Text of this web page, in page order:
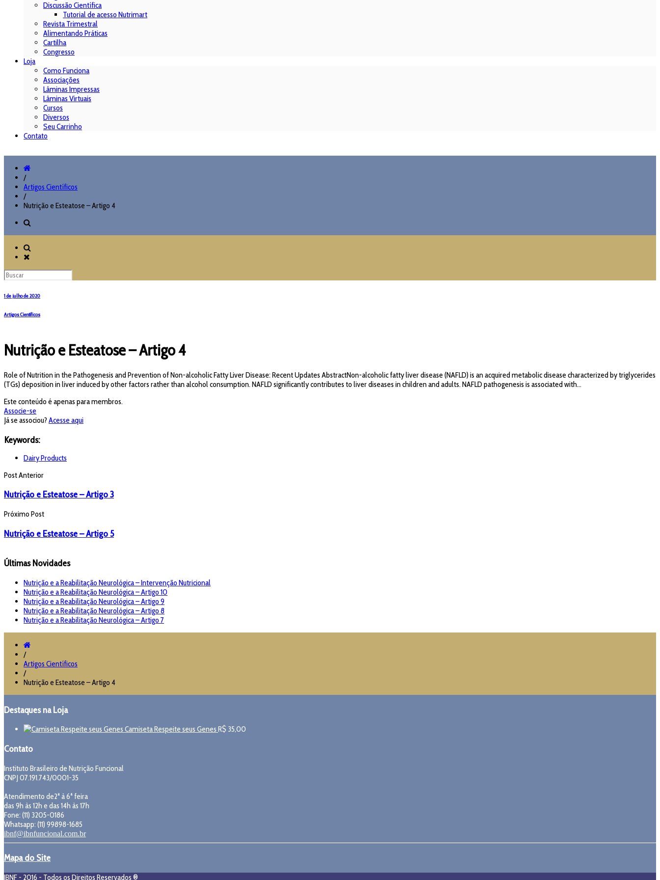
Discussão Científica
Tutorial de acesso Nutrimart
Revista Trimestral
Alimentando Práticas
Cartilha
Congresso
Loja
Como Funciona
Associações
Lâminas Impressas
Lâminas Virtuais
Cursos
Diversos
Seu Carrinho
Contato
/
Artigos Científicos
/
Nutrição e Esteatose – Artigo 4
1 de julho de 2020
Artigos Científicos
Nutrição e Esteatose – Artigo 4
Role of Nutrition in the Pathogenesis and Prevention of Non-alcoholic Fatty Liver Disease: Recent Updates AbstractNon-alcoholic fatty liver disease (NAFLD) is an acquired metabolic disease characterized by triglycerides
(TGs) deposition in liver induced by other factors rather than alcohol consumption. NAFLD significantly contributes to liver diseases in children and adults. NAFLD pathogenesis is associated with...
Este conteúdo é apenas para membros.
Associe-se
Já se associou? Acesse aqui
Keywords:
Dairy Products
Post Anterior
Nutrição e Esteatose – Artigo 3
Próximo Post
Nutrição e Esteatose – Artigo 5
Últimas Novidades
Nutrição e a Reabilitação Neurológica – Intervenção Nutricional
Nutrição e a Reabilitação Neurológica – Artigo 10
Nutrição e a Reabilitação Neurológica – Artigo 9
Nutrição e a Reabilitação Neurológica – Artigo 8
Nutrição e a Reabilitação Neurológica – Artigo 7
/
Artigos Científicos
/
Nutrição e Esteatose – Artigo 4
Destaques na Loja
Camiseta Respeite seus Genes R$ 35,00
Contato
Instituto Brasileiro de Nutrição Funcional
CNPJ 07.191.743/0001-35
Atendimento de2ª à 6ª feira
das 9h às 12h e das 14h às 17h
Fone: (11) 3205-0186
Whatsapp: (11) 99898-1685
ibnf@ibnfuncional.com.br
Mapa do Site
IBNF - 2016 - Todos os Direitos Reservados ®